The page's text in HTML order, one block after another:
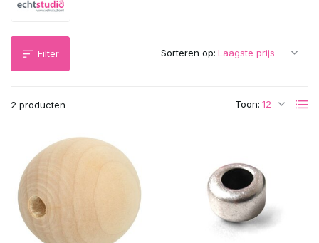
Filter
2 producten Toon:
Sorteren op: